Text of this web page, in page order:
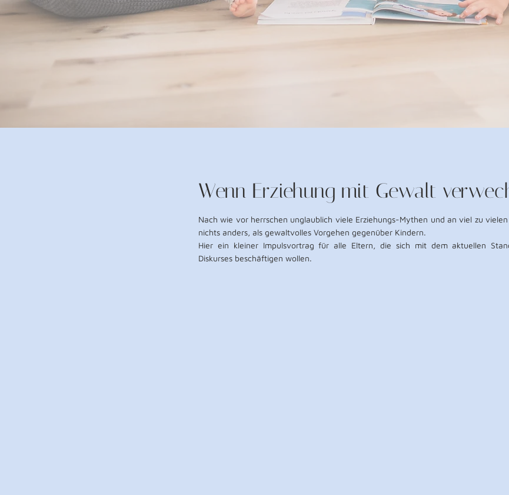
Wenn Erziehung mit Gewalt
Nach wie vor herrschen unglaublich viele Erziehungs-Mythen und an viel zu
nichts anders, als gewaltvolles Vorgehen gegenüber Kindern.
Hier ein kleiner Impulsvortrag für alle Eltern, die sich mit dem aktuellen
Diskurses beschäftigen wollen.